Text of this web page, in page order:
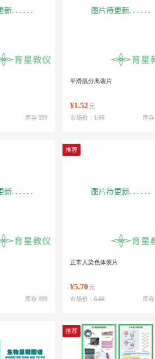
库存 999
平滑肌分离装片
¥1.52 元
库
市场价：1.60
库存 999
推荐
正常人染色体装片
¥5.70 元
库
市场价：6.00
推荐